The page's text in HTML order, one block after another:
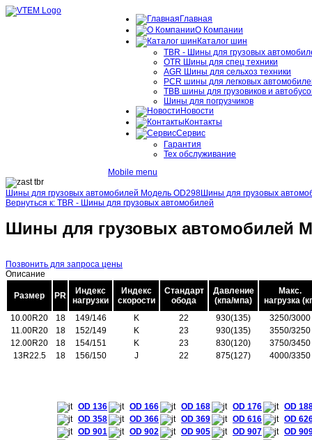
Главная
О Компании
Каталог шин
TBR - Шины для грузовых
OTR Шины для спец техники
AGR Шины для сельхоз техники
PCR шины для легковых
TBB шины для грузовиков и
Шины для погрузчиков
Новости
Контакты
Сервис
Гарантия
Тех обслуживание
Mobile menu
Шины для грузовых автомобилей Модель OD298Шины для грузовых
Вернуться к: TBR - Шины для грузовых автомобилей
Шины для грузовых автомобилей
Позвонить для запроса цены
Описание
Размер PR
Индекс
нагрузки
Индекс
скорости
Стандарт
обода
Давление
(кпа/мпа)
Макс.
нагрузка
10.00R20
18 149/146 K 22 930(135)
3250/3000
11.00R20
18 152/149 K 23 930(135)
3550/3250
12.00R20
18 154/151 K 23 830(120)
3750/3450
13R22.5
18 156/150 J 22 875(127) 4000/3350
OD 136 OD 166 OD 168 OD 176
OD
OD 358
OD 366 OD 369 OD 616
OD
OD 901
OD 902 OD 905 OD 907
OD